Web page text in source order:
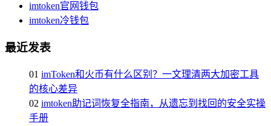
imtoken官网钱包
imtoken冷钱包
最近发表
01 imToken和火币有什么区别？一文理清两大加密工具
的核心差异
02 imtoken助记词恢复全指南，从遗忘到找回的安全实操
手册